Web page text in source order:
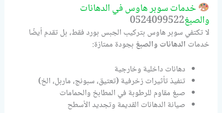
خدمات سوبر هاوس في الدهانات
والصبغ0524099522
لا تكتفي سوبر هاوس بتركيب الجبس بورد فقط، بل تقدم أيضًا
خدمات الدهانات والصبغ بجودة ممتازة:
دهانات داخلية وخارجية
تنفيذ تأثيرات زخرفية (تعتيق، سبونج، ماربل، الخ)
صبغ مقاوم للرطوبة في المطابخ والحمامات
صيانة الدهانات القديمة وتجديد الأسطح